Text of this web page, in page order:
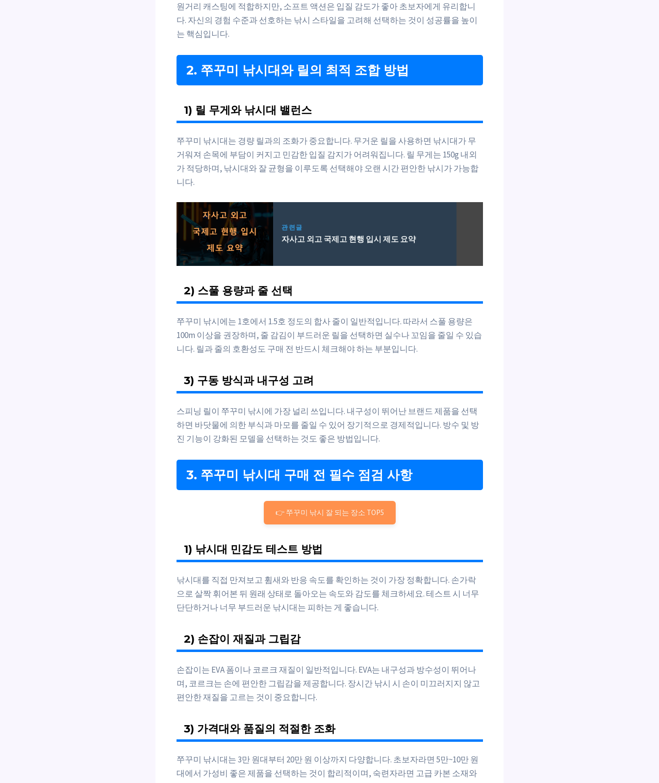
원거리 캐스팅에 적합하지만, 소프트 액션은 입질 감도가 좋아 초보자에게 유리합니
다. 자신의 경험 수준과 선호하는 낚시 스타일을 고려해 선택하는 것이 성공률을 높이
는 핵심입니다.
2. 쭈꾸미 낚시대와 릴의 최적 조합 방법
1) 릴 무게와 낚시대 밸런스
쭈꾸미 낚시대는 경량 릴과의 조화가 중요합니다. 무거운 릴을 사용하면 낚시대가 무
거워져 손목에 부담이 커지고 민감한 입질 감지가 어려워집니다. 릴 무게는 150g 내외
가 적당하며, 낚시대와 잘 균형을 이루도록 선택해야 오랜 시간 편안한 낚시가 가능합
니다.
관련글
자사고 외고 국제고 현행 입시 제도 요약
2) 스풀 용량과 줄 선택
쭈꾸미 낚시에는 1호에서 1.5호 정도의 합사 줄이 일반적입니다. 따라서 스풀 용량은
100m 이상을 권장하며, 줄 감김이 부드러운 릴을 선택하면 실수나 꼬임을 줄일 수 있습
니다. 릴과 줄의 호환성도 구매 전 반드시 체크해야 하는 부분입니다.
3) 구동 방식과 내구성 고려
스피닝 릴이 쭈꾸미 낚시에 가장 널리 쓰입니다. 내구성이 뛰어난 브랜드 제품을 선택
하면 바닷물에 의한 부식과 마모를 줄일 수 있어 장기적으로 경제적입니다. 방수 및 방
진 기능이 강화된 모델을 선택하는 것도 좋은 방법입니다.
3. 쭈꾸미 낚시대 구매 전 필수 점검 사항
👉 쭈꾸미 낚시 잘 되는 장소 TOP5
1) 낚시대 민감도 테스트 방법
낚시대를 직접 만져보고 휨새와 반응 속도를 확인하는 것이 가장 정확합니다. 손가락
으로 살짝 휘어본 뒤 원래 상태로 돌아오는 속도와 감도를 체크하세요. 테스트 시 너무
단단하거나 너무 부드러운 낚시대는 피하는 게 좋습니다.
2) 손잡이 재질과 그립감
손잡이는 EVA 폼이나 코르크 재질이 일반적입니다. EVA는 내구성과 방수성이 뛰어나
며, 코르크는 손에 편안한 그립감을 제공합니다. 장시간 낚시 시 손이 미끄러지지 않고
편안한 재질을 고르는 것이 중요합니다.
3) 가격대와 품질의 적절한 조화
쭈꾸미 낚시대는 3만 원대부터 20만 원 이상까지 다양합니다. 초보자라면 5만~10만 원
대에서 가성비 좋은 제품을 선택하는 것이 합리적이며, 숙련자라면 고급 카본 소재와